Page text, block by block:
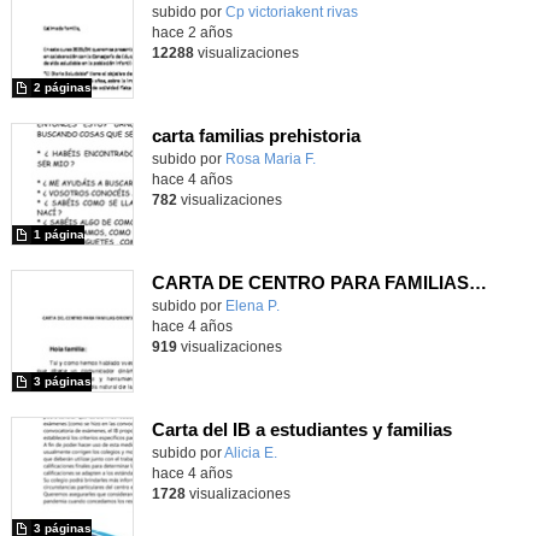
subido por Cp victoriakent rivas
2 páginas
-
hace 2 años
12288visualizaciones
carta familias prehistoria
Contenido educativo.
subido por Rosa Maria F.
1 página
hace 4 años
782 visualizaciones
CARTA DE CENTRO PARA FAMILIAS CON COMUNICADORES DINÁMICOS
Contenido educativo.
subido por Elena P.
3 páginas
hace 4 años
919visualizaciones
Carta del IB a estudiantes y familias
Contenido educativo.
subido porAlicia E.
3 páginas
hace 4 años
1728visualizaciones